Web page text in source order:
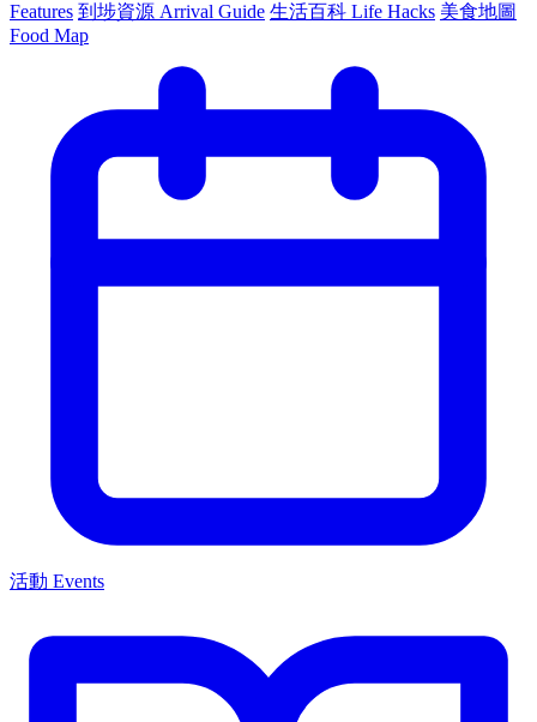
Features 到埗資源 Arrival Guide 生活百科 Life Hacks 美食地圖
Food Map
活動 Events